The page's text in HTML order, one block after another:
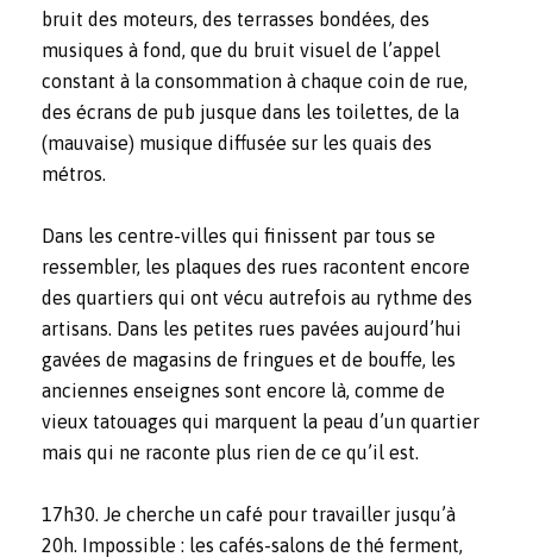
bruit des moteurs, des terrasses bondées, des
musiques à fond, que du bruit visuel de l’appel
constant à la consommation à chaque coin de rue,
des écrans de pub jusque dans les toilettes, de la
(mauvaise) musique diffusée sur les quais des
métros.
Dans les centre-villes qui finissent par tous se
ressembler, les plaques des rues racontent encore
des quartiers qui ont vécu autrefois au rythme des
artisans. Dans les petites rues pavées aujourd’hui
gavées de magasins de fringues et de bouffe, les
anciennes enseignes sont encore là, comme de
vieux tatouages qui marquent la peau d’un quartier
mais qui ne raconte plus rien de ce qu’il est.
17h30. Je cherche un café pour travailler jusqu’à
20h. Impossible : les cafés-salons de thé ferment,